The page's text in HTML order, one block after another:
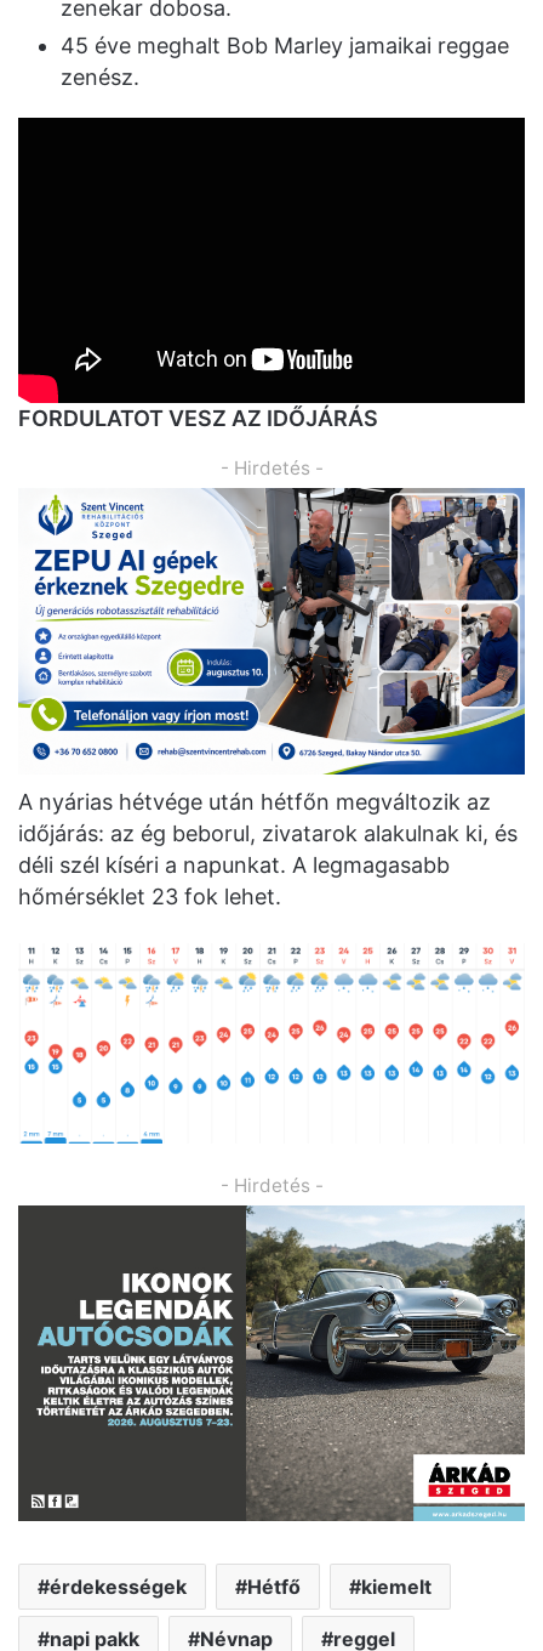
zenekar dobosa.
45 éve meghalt Bob Marley jamaikai reggae
zenész.
FORDULATOT VESZ AZ IDŐJÁRÁS
- Hirdetés -
A nyárias hétvége után hétfőn megváltozik az
időjárás: az ég beborul, zivatarok alakulnak ki, és
déli szél kíséri a napunkat. A legmagasabb
hőmérséklet 23 fok lehet.
- Hirdetés -
érdekességek Hétfő kiemelt
napi pakk Névnap reggel